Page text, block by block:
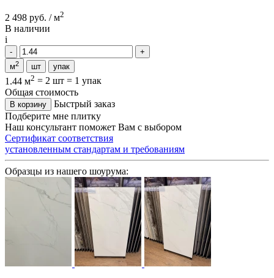
2 498 руб. / м2
В наличии
i
м2 шт упак
1.44 м2 = 2 шт = 1 упак
Общая стоимость
В корзину
Быстрый заказ
Подберите мне плитку
Наш консультант поможет Вам с выбором
Сертификат соответствия
установленным стандартам и требованиям
Образцы из нашего шоурума: